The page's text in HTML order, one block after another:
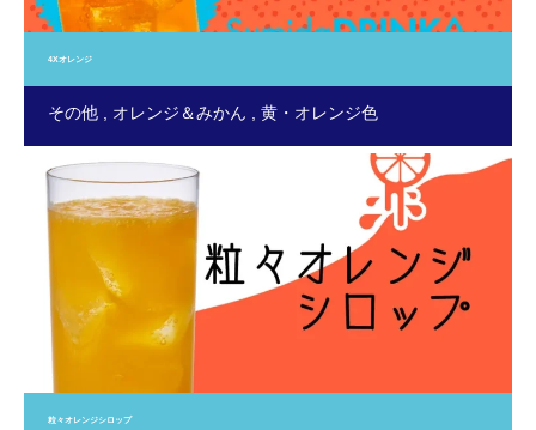
4Xオレンジ
その他 オレンジ＆みかん 黄・オレンジ色
粒々オレンジシロップ